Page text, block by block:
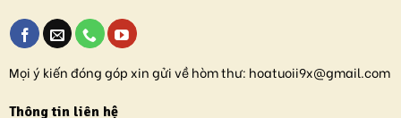
Mọi ý kiến đóng góp xin gửi về hòm thư: hoatuoii9x@gmail.com
Thông tin liên hệ